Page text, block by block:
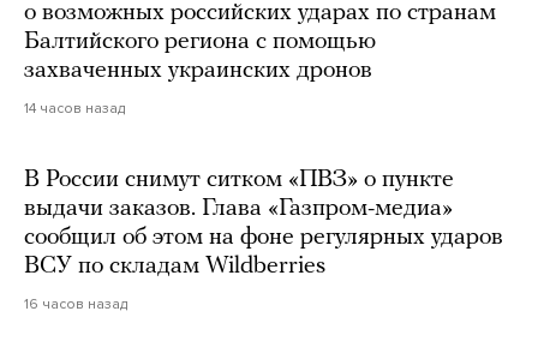
о возможных российских ударах по странам
Балтийского региона с помощью
захваченных украинских дронов
14 часов назад
В России снимут ситком «ПВЗ» о пункте
выдачи заказов. Глава «Газпром-медиа»
сообщил об этом на фоне регулярных ударов
ВСУ по складам Wildberries
16 часов назад